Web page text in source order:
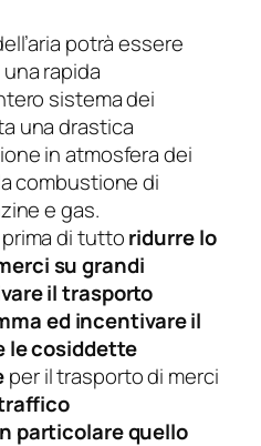
potrà essere
rapida
sistema dei
una drastica
in atmosfera dei
combustione di
e gas.
di tuttoridurre lo
su grandi
il trasporto
ed incentivare il
le cosiddette
per il trasporto di merci
particolare quello